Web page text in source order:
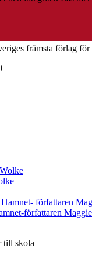
främsta förlag
författaren
till skola